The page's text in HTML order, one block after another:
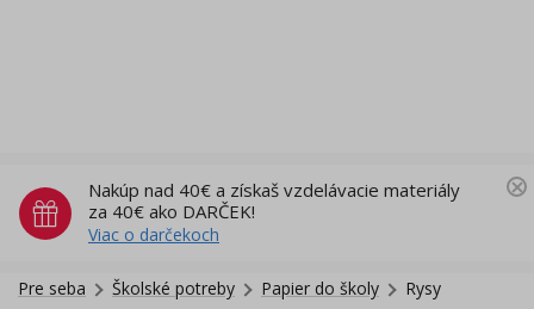
Nakúp nad 40€ a získaš vzdelávacie materiály
za 40€ ako DARČEK!
Viac o darčekoch
Pre seba Školské potreby Papier do školy Rysy